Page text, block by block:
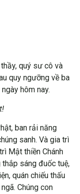
quý sư cô và
quy ngưỡng về ba
hôm nay.
ban rải năng
sanh. Và gia trì
Mật thiền Chánh
sáng đuốc tuệ,
quán chiếu thấu
Chúng con